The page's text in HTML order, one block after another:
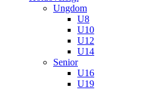
Ungdom
U8
U10
U12
U14
Senior
U16
U19